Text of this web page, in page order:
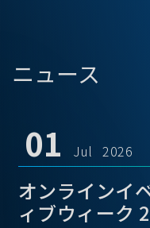
ニュース
01 Jul 2026
オンラインイ
ィブウィーク